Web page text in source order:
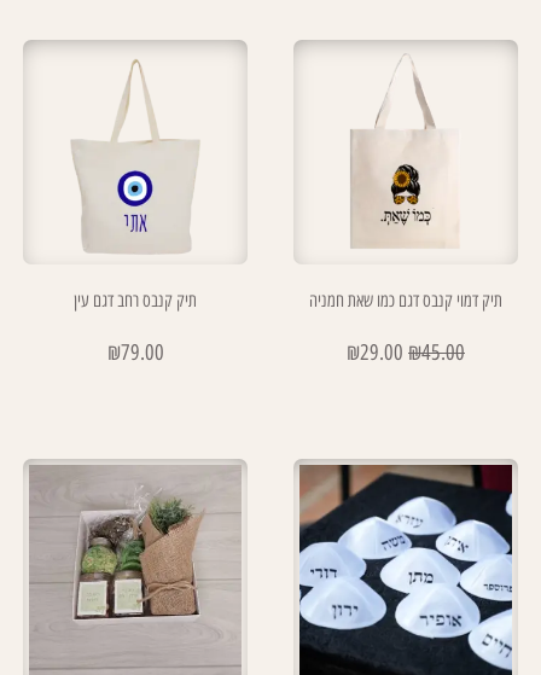
תיק דמוי קנבס דגם כמו שאת חמניה
₪45.00
₪29.00
תיק קנבס רחב דגם עין
₪79.00